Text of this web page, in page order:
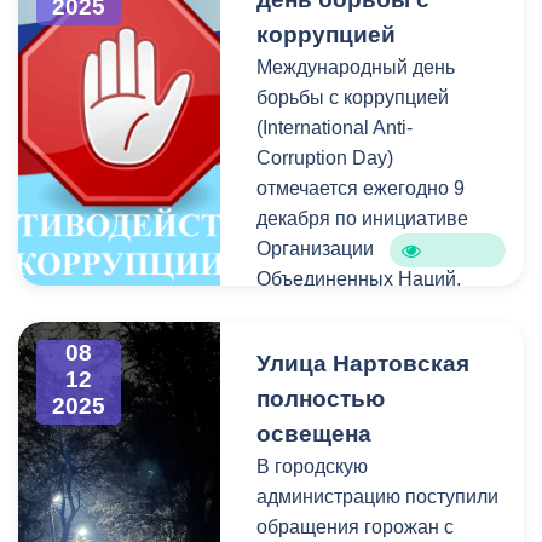
школы.
направленный на
повышение уровня
цифровой безопаснос ти
граждан и защиту их
персональных данных при
использовании Единого
портала государственных
и муниципальных услуг и
других информационных
систем, поддерживающих
авторизацию через
Единую систему
идентификации и
аутентификации.
2025
коррупцией
Международный день
борьбы с коррупцией
(International Anti-
Corruption Day)
отмечается ежегодно 9
декабря по инициативе
Организации
Объединенных Наций.
2003 года, в мексиканском
городе Мерида на
политической
конференции высокого
уровня была открыта для
подписания Конвенция
08
12
2025
Улица Нартовская
полностью
освещена
В городскую
администрацию поступили
обращения горожан с